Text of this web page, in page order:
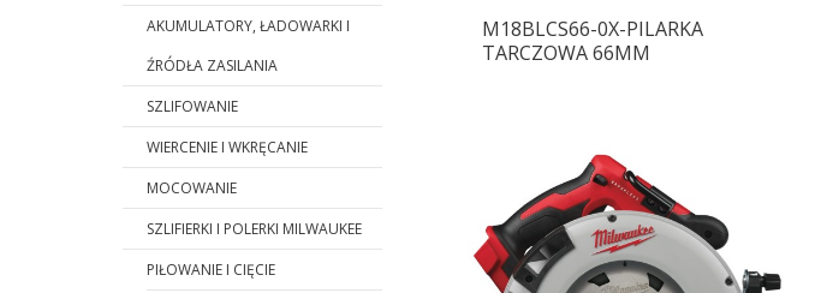
AKUMULATORY, ŁADOWARKI I
ŹRÓDŁA ZASILANIA
SZLIFOWANIE
WIERCENIE I WKRĘCANIE
MOCOWANIE
SZLIFIERKI I POLERKI MILWAUKEE
PIŁOWANIE I CIĘCIE
M18BLCS66-0X-PILARKA
TARCZOWA 66MM